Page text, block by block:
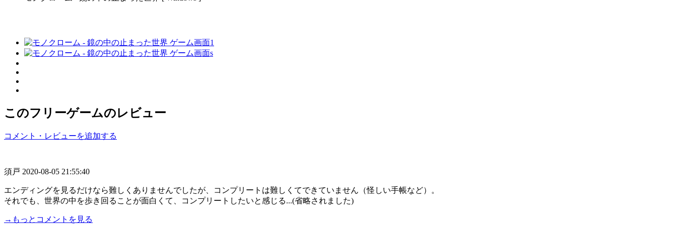
このフリーゲームのレビュー
コメント・レビューを追加する
須戸 2020-08-05 21:55:40
エンディングを見るだけなら難しくありませんでしたが、コンプリートは難しくてできていません（怪しい手帳など）。
それでも、世界の中を歩き回ることが面白くて、コンプリートしたいと感じる...(省略されました)
→もっとコメントを見る